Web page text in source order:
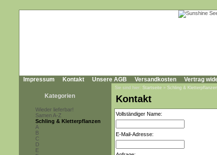
Impressum Kontakt Unsere AGB Versandkosten Vertrag
Kategorien
Wieder lieferbar!
Samen A-Z
Schling & Kletterpflanzen
A
B
C
D
E
Sie sind hier: Startseite » Schling & Kletterpflanzen
Kontakt
Vollständiger Name:
E-Mail-Adresse: